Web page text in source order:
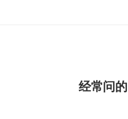
经常问